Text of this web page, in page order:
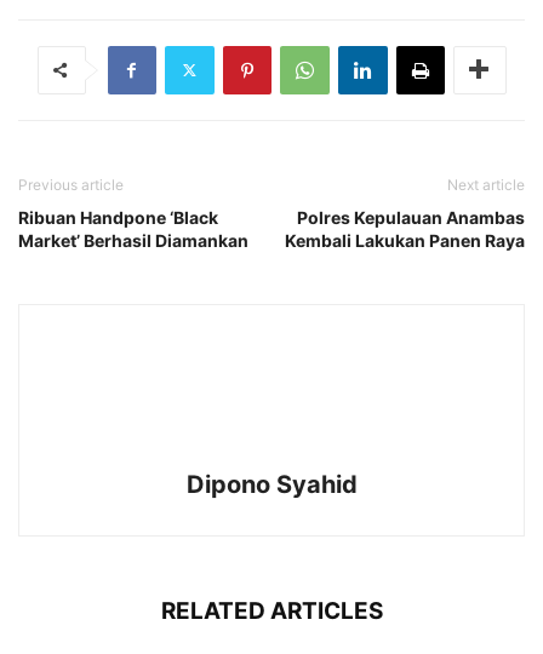
Previous article
Ribuan Handpone ‘Black
Market’ Berhasil Diamankan
Next article
Polres Kepulauan Anambas
Kembali Lakukan Panen Raya
Dipono Syahid
RELATED ARTICLES